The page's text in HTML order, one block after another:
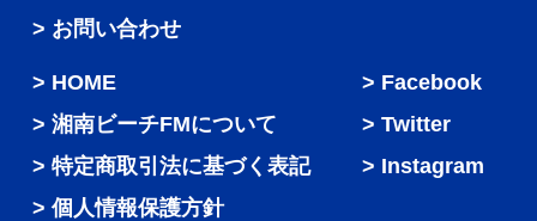
> お問い合わせ
HOME
湘南ビーチFMについて
特定商取引法に基づく表記
個人情報保護方針
Facebook
Twitter
Instagram